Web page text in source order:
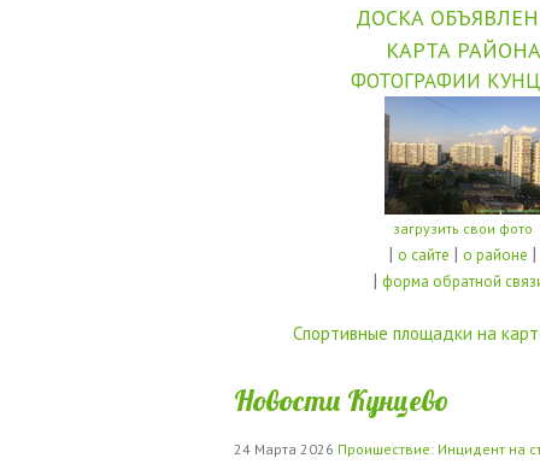
ДОСКА
КАРТА РАЙОНА
ФОТОГРАФИИ
загрузить свои фото
| о сайте | о районе |
| форма обратной
Спортивные площадки на
Новости Кунцево
24 Марта 2026 Проишествие: Инцидент на